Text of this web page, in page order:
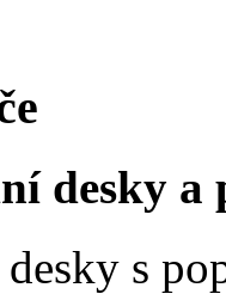
desky
desky s